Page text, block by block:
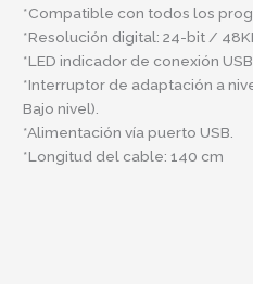
*Compatible con todos los
*Resolución digital: 24-bit /
*LED indicador de conexión USB.
*Interruptor de adaptación a
Bajo nivel).
*Alimentación vía puerto USB.
*Longitud del cable: 140 cm